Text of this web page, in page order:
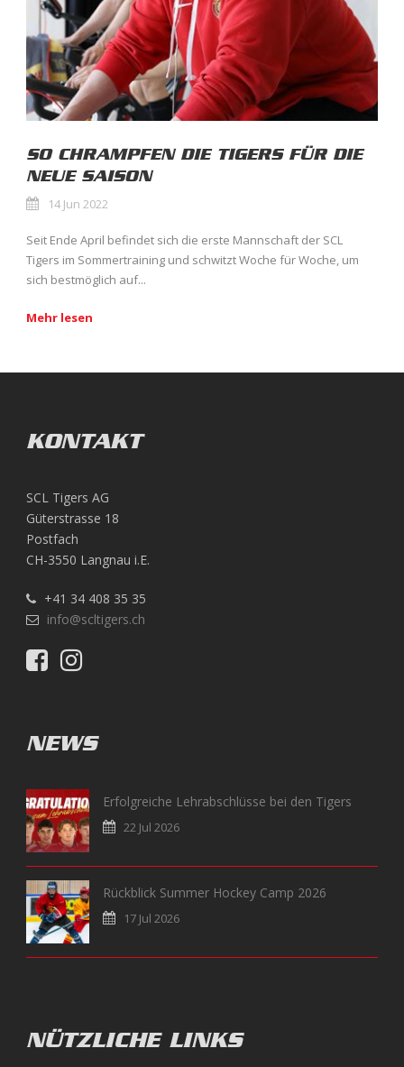
SO CHRAMPFEN DIE TIGERS FÜR DIE
NEUE SAISON
14 Jun 2022
Seit Ende April befindet sich die erste Mannschaft der SCL
Tigers im Sommertraining und schwitzt Woche für Woche, um
sich bestmöglich auf...
Mehr lesen
KONTAKT
SCL Tigers AG
Güterstrasse 18
Postfach
CH-3550 Langnau i.E.
+41 34 408 35 35
info@scltigers.ch
NEWS
Erfolgreiche Lehrabschlüsse bei den Tigers
22 Jul 2026
Rückblick Summer Hockey Camp 2026
17 Jul 2026
NÜTZLICHE LINKS